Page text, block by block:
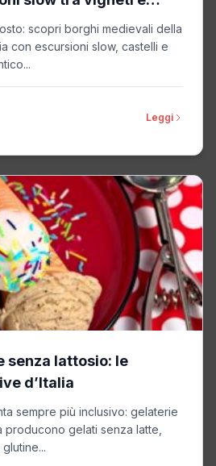
scopri borghi medievali della
con escursioni slow, castelli e
Leggi
senza lattosio: le
d’Italia
sempre più inclusivo: gelaterie
producono gelati senza latte,